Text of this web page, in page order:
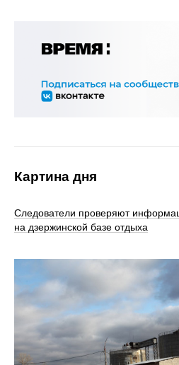
Картина дня
Следователи проверяют
на дзержинской базе отдыха